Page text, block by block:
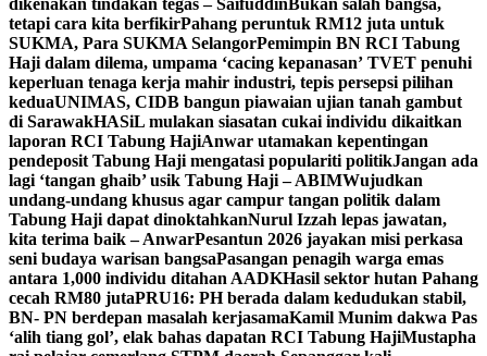
dikenakan tindakan tegas – SaifuddinBukan salah bangsa,
tetapi cara kita berfikirPahang peruntuk RM12 juta untuk
SUKMA, Para SUKMA SelangorPemimpin BN RCI Tabung
Haji dalam dilema, umpama ‘cacing kepanasan’ TVET penuhi
keperluan tenaga kerja mahir industri, tepis persepsi pilihan
keduaUNIMAS, CIDB bangun piawaian ujian tanah gambut
di SarawakHASiL mulakan siasatan cukai individu dikaitkan
laporan RCI Tabung HajiAnwar utamakan kepentingan
pendeposit Tabung Haji mengatasi populariti politikJangan ada
lagi ‘tangan ghaib’ usik Tabung Haji – ABIMWujudkan
undang-undang khusus agar campur tangan politik dalam
Tabung Haji dapat dinoktahkanNurul Izzah lepas jawatan,
kita terima baik – AnwarPesantun 2026 jayakan misi perkasa
seni budaya warisan bangsaPasangan penagih warga emas
antara 1,000 individu ditahan AADKHasil sektor hutan Pahang
cecah RM80 jutaPRU16: PH berada dalam kedudukan stabil,
BN- PN berdepan masalah kerjasamaKamil Munim dakwa Pas
‘alih tiang gol’, elak bahas dapatan RCI Tabung HajiMustapha